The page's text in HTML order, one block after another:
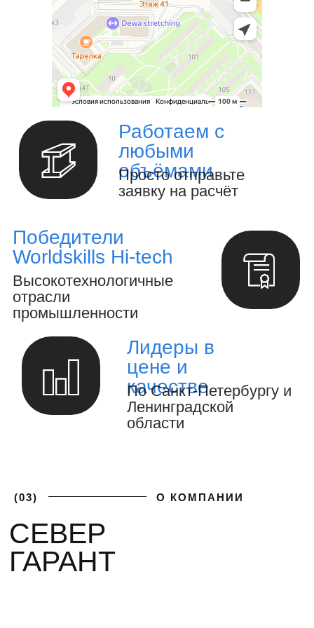
спектр услуг по проектированию и
изготовлению металлоконструкций и
изделий любой сложности под ключ.
Изготовление металлоизделий и
металлоконструкций.
Полный цикл обработки металла и
металлоизделий
Производство инженерных
расчётов и анализ конструкций.
Создание 3D-модели и выпуск
надзора за реализацией проекта.
ГАЛЕРЕЯ НАШИХ
РАБОТ
(04) ФОТОГАЛЕРЕЯ